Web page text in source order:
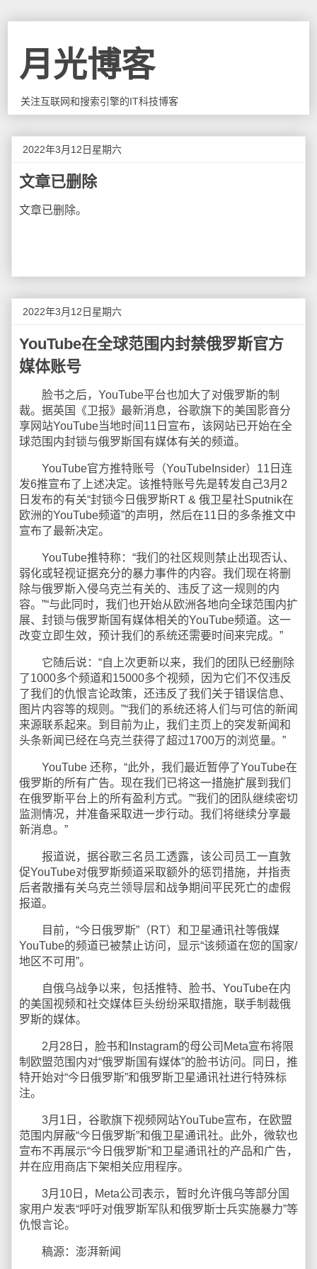
月光博客
关注互联网和搜索引擎的IT科技博客
2022年3月12日星期六
文章已删除
文章已删除。
2022年3月12日星期六
YouTube在全球范围内封禁俄罗斯官方
媒体账号
脸书之后，YouTube平台也加大了对俄罗斯的制
裁。据英国《卫报》最新消息，谷歌旗下的美国影音分
享网站YouTube当地时间11日宣布，该网站已开始在全
球范围内封锁与俄罗斯国有媒体有关的频道。
YouTube官方推特账号（YouTubeInsider）11日连
发6推宣布了上述决定。该推特账号先是转发自己3月2
日发布的有关“封锁今日俄罗斯RT & 俄卫星社Sputnik在
欧洲的YouTube频道”的声明，然后在11日的多条推文中
宣布了最新决定。
YouTube推特称：“我们的社区规则禁止出现否认、
弱化或轻视证据充分的暴力事件的内容。我们现在将删
除与俄罗斯入侵乌克兰有关的、违反了这一规则的内
容。”“与此同时，我们也开始从欧洲各地向全球范围内扩
展、封锁与俄罗斯国有媒体相关的YouTube频道。这一
改变立即生效，预计我们的系统还需要时间来完成。”
它随后说：“自上次更新以来，我们的团队已经删除
了1000多个频道和15000多个视频，因为它们不仅违反
了我们的仇恨言论政策，还违反了我们关于错误信息、
图片内容等的规则。”“我们的系统还将人们与可信的新闻
来源联系起来。到目前为止，我们主页上的突发新闻和
头条新闻已经在乌克兰获得了超过1700万的浏览量。”
YouTube 还称，“此外，我们最近暂停了YouTube在
俄罗斯的所有广告。现在我们已将这一措施扩展到我们
在俄罗斯平台上的所有盈利方式。”“我们的团队继续密切
监测情况，并准备采取进一步行动。我们将继续分享最
新消息。”
报道说，据谷歌三名员工透露，该公司员工一直敦
促YouTube对俄罗斯频道采取额外的惩罚措施，并指责
后者散播有关乌克兰领导层和战争期间平民死亡的虚假
报道。
目前，“今日俄罗斯”（RT）和卫星通讯社等俄媒
YouTube的频道已被禁止访问，显示“该频道在您的国家/
地区不可用”。
自俄乌战争以来，包括推特、脸书、YouTube在内
的美国视频和社交媒体巨头纷纷采取措施，联手制裁俄
罗斯的媒体。
2月28日，脸书和Instagram的母公司Meta宣布将限
制欧盟范围内对“俄罗斯国有媒体”的脸书访问。同日，推
特开始对“今日俄罗斯”和俄罗斯卫星通讯社进行特殊标
注。
3月1日，谷歌旗下视频网站YouTube宣布，在欧盟
范围内屏蔽“今日俄罗斯”和俄卫星通讯社。此外，微软也
宣布不再展示“今日俄罗斯”和卫星通讯社的产品和广告，
并在应用商店下架相关应用程序。
3月10日，Meta公司表示，暂时允许俄乌等部分国
家用户发表“呼吁对俄罗斯军队和俄罗斯士兵实施暴力”等
仇恨言论。
稿源：澎湃新闻